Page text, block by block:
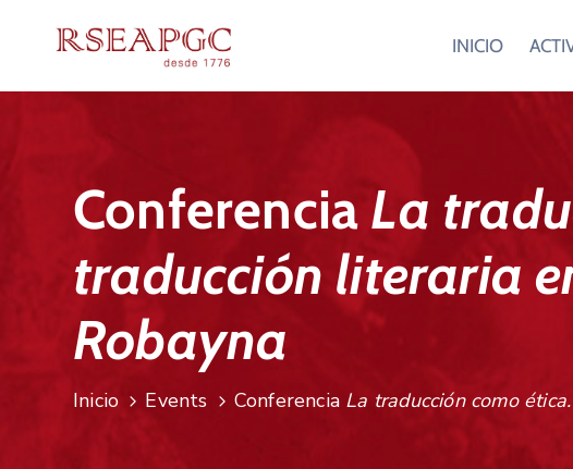
INICIO
ConferenciaLa
traducción literaria
Robayna
Inicio Events Conferencia La traducción como